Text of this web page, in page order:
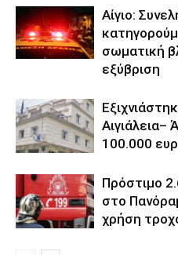
Αίγιο:
σωματική
εξύβριση
100.000
Πρόστιμο
στο
χρήση